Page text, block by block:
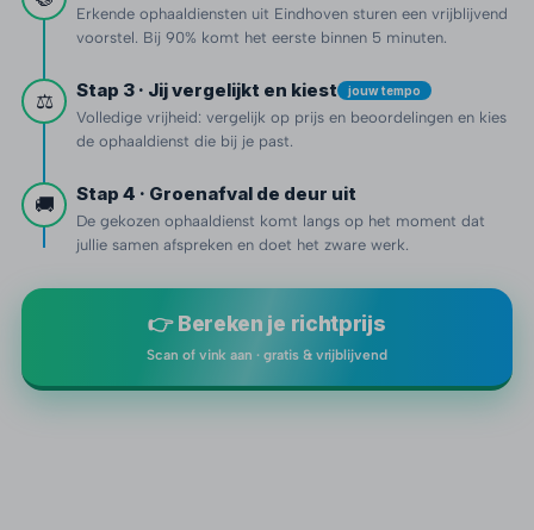
Erkende ophaaldiensten uit Eindhoven sturen een vrijblijvend
voorstel. Bij 90% komt het eerste binnen 5 minuten.
⚖️ Stap 3 · Jij vergelijkt en kiest jouw tempo
Volledige vrijheid: vergelijk op prijs en beoordelingen en kies
de ophaaldienst die bij je past.
🚚 Stap 4 · Groenafval de deur uit
De gekozen ophaaldienst komt langs op het moment dat
jullie samen afspreken en doet het zware werk.
👉 Bereken je richtprijs
Scan of vink aan · gratis & vrijblijvend